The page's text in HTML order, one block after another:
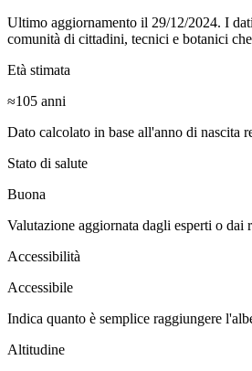
Ultimo aggiornamento il 29/12/2024. I
comunità di cittadini, tecnici e botanici
Età stimata
≈105 anni
Dato calcolato in base all'anno di nascita
Stato di salute
Buona
Valutazione aggiornata dagli esperti o dai
Accessibilità
Accessibile
Indica quanto è semplice raggiungere
Altitudine